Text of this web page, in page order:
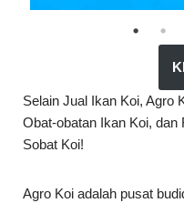
Selain Jual Ikan Koi, Agro
Obat-obatan Ikan Koi,
Sobat Koi!
Agro Koi adalah pusat